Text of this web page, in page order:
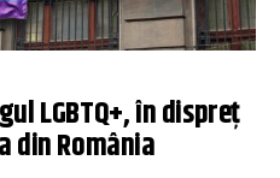
LGBTQ+, în dispreț
România